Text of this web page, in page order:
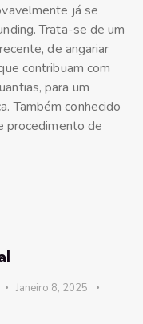
já se
Trata-se de um
de angariar
contribuam com
para um
Também conhecido
procedimento de
Janeiro 8, 2025